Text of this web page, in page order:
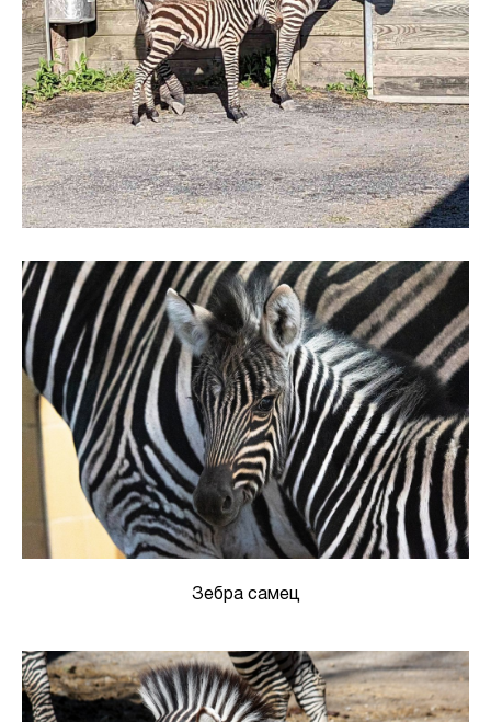
Зебра самец